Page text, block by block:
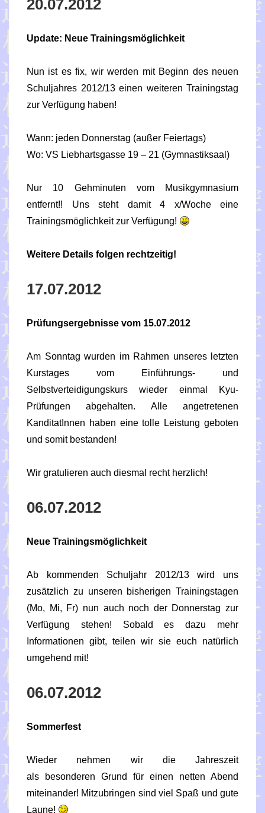
20.07.2012
Update: Neue Trainingsmöglichkeit
Nun ist es fix, wir werden mit Beginn des neuen
Schuljahres 2012/13 einen weiteren Trainingstag
zur Verfügung haben!
Wann: jeden Donnerstag (außer Feiertags)
Wo: VS Liebhartsgasse 19 – 21 (Gymnastiksaal)
Nur 10 Gehminuten vom Musikgymnasium
entfernt!! Uns steht damit 4 x/Woche eine
Trainingsmöglichkeit zur Verfügung!
Weitere Details folgen rechtzeitig!
17.07.2012
Prüfungsergebnisse vom 15.07.2012
Am Sonntag wurden im Rahmen unseres letzten
Kurstages vom Einführungs- und
Selbstverteidigungskurs wieder einmal Kyu-
Prüfungen abgehalten. Alle angetretenen
KanditatInnen haben eine tolle Leistung geboten
und somit bestanden!
Wir gratulieren auch diesmal recht herzlich!
06.07.2012
Neue Trainingsmöglichkeit
Ab kommenden Schuljahr 2012/13 wird uns
zusätzlich zu unseren bisherigen Trainingstagen
(Mo, Mi, Fr) nun auch noch der Donnerstag zur
Verfügung stehen! Sobald es dazu mehr
Informationen gibt, teilen wir sie euch natürlich
umgehend mit!
06.07.2012
Sommerfest
Wieder nehmen wir die Jahreszeit
als besonderen Grund für einen netten Abend
miteinander! Mitzubringen sind viel Spaß und gute
Laune!